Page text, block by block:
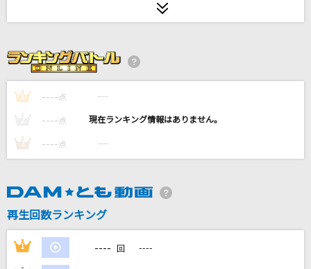
2020
[生音]さよならエレジー
菅田将暉
Kanaria
Misia
世界の中心で虹を叫んだサマー
虹のコンキスタドール
1 ---- 点 ----
---- 点 ----
3 ---- 点 ----
再生回数ランキング
1 ---- 回 ----